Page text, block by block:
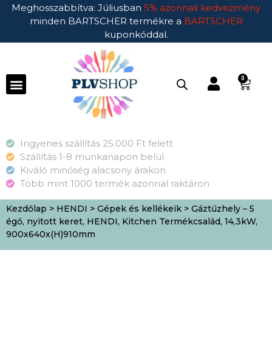
Meghosszabbítva: Júliusban 5% azonnali kedvezmény
minden BARTSCHER termékre a BARTSCHER
kuponkóddal.
0
Ingyenes szállítás 25.000 Ft felett
Szállítás 1-8 munkanapon belül
Kiváló minőség alacsony árakon
Több mint 1000 termék azonnal raktáron
Kezdőlap > HENDI > Gépek és kellékeik > Gáztűzhely – 5
égő, nyitott keret, HENDI, Kitchen Termékcsalád, 14,3kW,
900x640x(H)910mm